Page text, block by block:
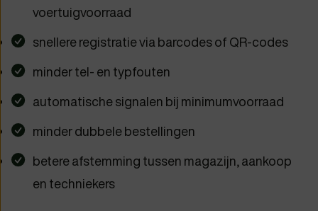
voertuigvoorraad
snellere registratie via barcodes of QR-codes
minder tel- en typfouten
automatische signalen bij minimumvoorraad
minder dubbele bestellingen
betere afstemming tussen magazijn, aankoop
en techniekers